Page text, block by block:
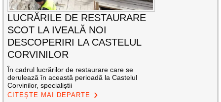
LUCRĂRILE DE RESTAURARE
SCOT LA IVEALĂ NOI
DESCOPERIRI LA CASTELUL
CORVINILOR
În cadrul lucrărilor de restaurare care se
derulează în această perioadă la Castelul
Corvinilor, specialiștii
CITEȘTE MAI DEPARTE